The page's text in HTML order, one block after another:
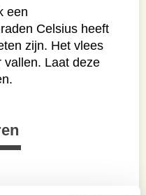
een
Celsius heeft
zijn. Het vlees
vallen. Laat deze